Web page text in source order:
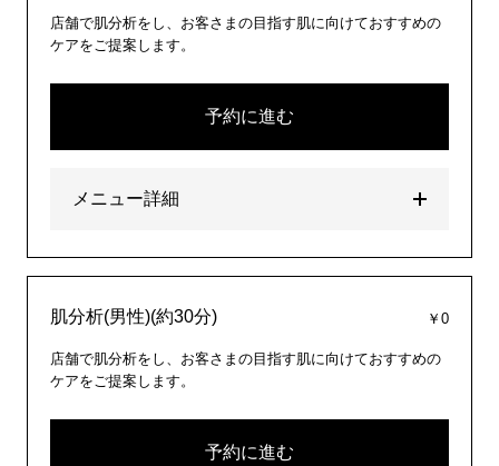
店舗で肌分析をし、お客さまの目指す肌に向けておすすめの
ケアをご提案します。
予約に進む
メニュー詳細
肌分析(男性)(約30分) ￥0
店舗で肌分析をし、お客さまの目指す肌に向けておすすめの
ケアをご提案します。
予約に進む